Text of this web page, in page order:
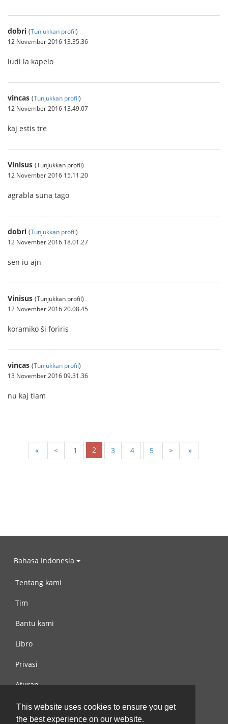
This website uses cookies to ensure you get
the best experience on our website.
dobri (Tunjukkan profil)
12 November 2016 13.35.36
ludi la kapelo
vincas (Tunjukkan profil)
12 November 2016 13.49.07
kaj estis tre
Vinisus (Tunjukkan profil)
12 November 2016 15.11.20
agrabla suna tago
dobri (Tunjukkan profil)
12 November 2016 18.01.27
sen iu ajn
Vinisus (Tunjukkan profil)
12 November 2016 20.08.45
koramiko ŝi foriris
vincas (Tunjukkan profil)
13 November 2016 09.31.36
nu kaj tiam
« < 1 2 3 4 5 > »
Bahasa Indonesia
Tentang kami
Tim
Bantu kami
Libro
Privasi
Aturan
Hubungi kami